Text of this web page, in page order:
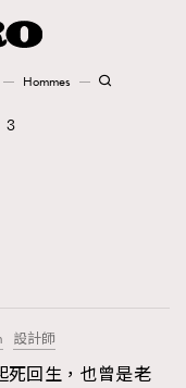
Hommes
3
設計師
死回生，也曾是老